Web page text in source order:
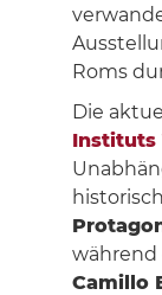
Roms
Die
Instituts
während
Camillo